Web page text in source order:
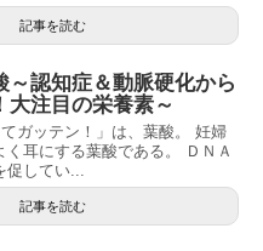
記事を読む
～認知症＆動脈硬化から
大注目の栄養素～
ガッテン！」は、葉酸。 妊婦
く耳にする葉酸である。 ＤＮＡ
促してい...
記事を読む